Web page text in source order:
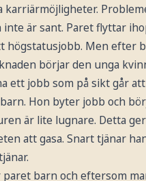
karriärmöjligheter.
är sant. Paret flyttar
högstatusjobb. Men efter
börjar den unga
ett jobb som på sikt går att
Hon byter jobb och
är lite lugnare. Detta
att gasa. Snart tjänar
paret barn och eftersom